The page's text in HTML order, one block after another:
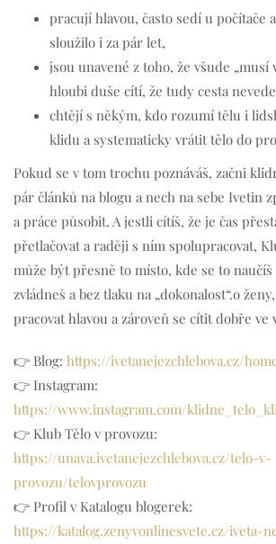
pracují hlavou, často sedí u počítače
sloužilo i za pár let,
jsou unavené z toho, že všude „musí
hloubi duše cítí, že tudy cesta
chtějí s někým, kdo rozumí tělu i
klidu a systematicky vrátit tělo do
Pokud se v tom trochu poznáváš, začni
pár článků na blogu a nech na sebe Ivetin
a práce působit. A jestli cítíš, že je čas
přetlačovat a raději s ním spolupracovat,
může být přesně to místo, kde se to
zvládneš a bez tlaku na „dokonalost“.o
pracovat hlavou a zároveň se cítit dobře ve
👉 Blog: https://ivetanejezchlebova.cz/
👉 Instagram:
https://www.instagram.com/
👉 Klub Tělo v provozu:
https://unava.ivetanejezchlebova.cz/telo-v-
provozu/telovprovozu
👉 Profil v Katalogu blogerek:
https://katalog.zenyvonlinesvete.cz/iveta-